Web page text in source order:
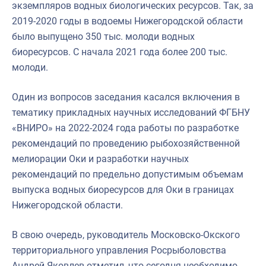
экземпляров водных биологических ресурсов. Так, за
2019-2020 годы в водоемы Нижегородской области
было выпущено 350 тыс. молоди водных
биоресурсов. С начала 2021 года более 200 тыс.
молоди.
Один из вопросов заседания касался включения в
тематику прикладных научных исследований ФГБНУ
«ВНИРО» на 2022-2024 года работы по разработке
рекомендаций по проведению рыбохозяйственной
мелиорации Оки и разработки научных
рекомендаций по предельно допустимым объемам
выпуска водных биоресурсов для Оки в границах
Нижегородской области.
В свою очередь, руководитель Московско-Окского
территориального управления Росрыболовства